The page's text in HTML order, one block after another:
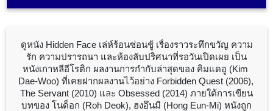
ดูหนัง Hidden Face เล่ห์ร้อนซ่อนชู้ เรื่องราวระทึกขวัญ ความ
รัก ความปรารถนา และห้องลับปริศนาที่รอวันเปิดเผย เป็น
หนังเกาหลีอีโรติก ผลงานการกำกับล่าสุดของ คิมแดอู (Kim
Dae-Woo) ที่เคยฝากผลงานไว้อย่าง Forbidden Quest (2006),
The Servant (2010) และ Obsessed (2014) ภายใต้การเขียน
บทของ โนด็อก (Roh Deok), ฮงอึนมี (Hong Eun-Mi) หนังถูก